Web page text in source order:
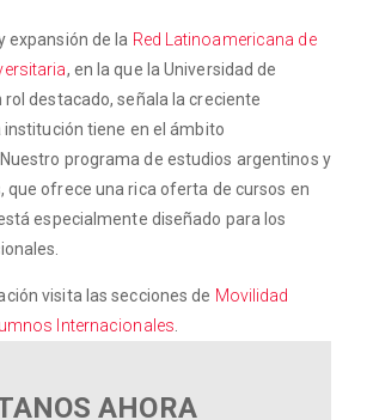
expansión de la Red Latinoamericana de
, en la que la Universidad de
rol destacado, señala la creciente
institución tiene en el ámbito
programa de estudios argentinos y
que ofrece una rica oferta de cursos en
especialmente diseñado para los
visita las secciones de Movilidad
Internacionales
AHORA